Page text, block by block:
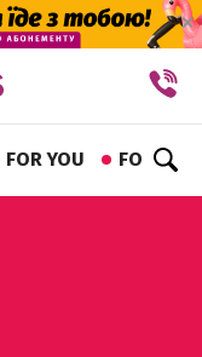
✕
FOR YOU FOR FUN